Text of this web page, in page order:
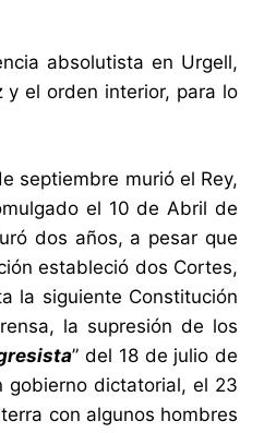
absolutista en Urgell,
y el orden interior, para lo
septiembre murió el Rey,
el 10 de Abril de
dos años, a pesar que
estableció dos Cortes,
la siguiente Constitución
la supresión de los
” del 18 de julio de
gobierno dictatorial, el 23
con algunos hombres